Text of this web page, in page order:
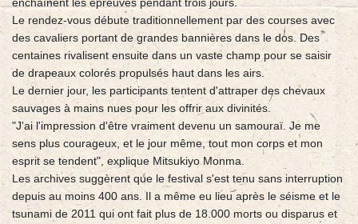
Le rendez-vous débute traditionnellement par des courses avec
des cavaliers portant de grandes bannières dans le dos. Des
centaines rivalisent ensuite dans un vaste champ pour se saisir
de drapeaux colorés propulsés haut dans les airs.
Le dernier jour, les participants tentent d'attraper des chevaux
sauvages à mains nues pour les offrir aux divinités.
"J'ai l'impression d'être vraiment devenu un samouraï. Je me
sens plus courageux, et le jour même, tout mon corps et mon
esprit se tendent", explique Mitsukiyo Monma.
Les archives suggèrent que le festival s'est tenu sans interruption
depuis au moins 400 ans. Il a même eu lieu après le séisme et le
tsunami de 2011 qui ont fait plus de 18.000 morts ou disparus et